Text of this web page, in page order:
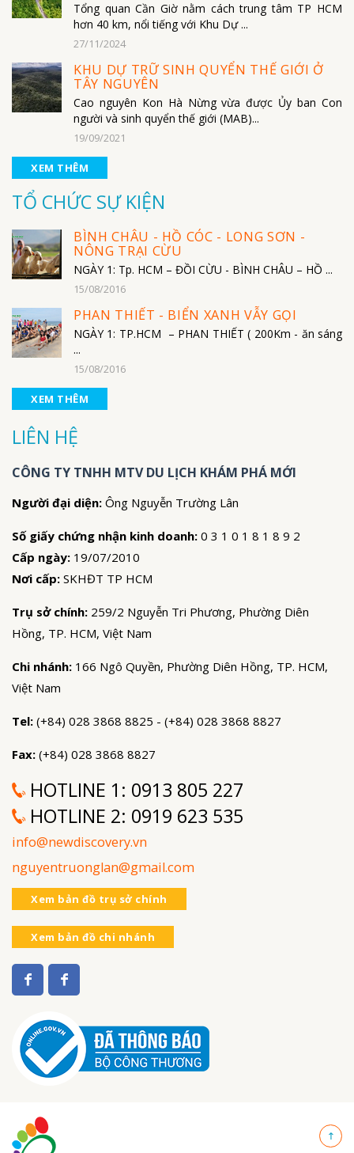
Tổng quan Cần Giờ nằm cách trung tâm TP HCM
hơn 40 km, nổi tiếng với Khu Dự ...
27/11/2024
KHU DỰ TRỮ SINH QUYỂN THẾ GIỚI Ở
TÂY NGUYÊN
Cao nguyên Kon Hà Nừng vừa được Ủy ban Con
người và sinh quyển thế giới (MAB)...
19/09/2021
XEM THÊM
TỔ CHỨC SỰ KIỆN
BÌNH CHÂU - HỒ CÓC - LONG SƠN -
NÔNG TRẠI CỪU
NGÀY 1: Tp. HCM – ĐỒI CỪU - BÌNH CHÂU – HỒ ...
15/08/2016
PHAN THIẾT - BIỂN XANH VẪY GỌI
NGÀY 1: TP.HCM – PHAN THIẾT ( 200Km - ăn sáng
...
15/08/2016
XEM THÊM
LIÊN HỆ
CÔNG TY TNHH MTV DU LỊCH KHÁM PHÁ MỚI
Người đại diện: Ông Nguyễn Trường Lân
Số giấy chứng nhận kinh doanh: 0 3 1 0 1 8 1 8 9 2
Cấp ngày: 19/07/2010
Nơi cấp: SKHĐT TP HCM
Trụ sở chính: 259/2 Nguyễn Tri Phương, Phường Diên
Hồng, TP. HCM, Việt Nam
Chi nhánh: 166 Ngô Quyền, Phường Diên Hồng, TP. HCM,
Việt Nam
Tel: (+84) 028 3868 8825 - (+84) 028 3868 8827
Fax: (+84) 028 3868 8827
HOTLINE 1: 0913 805 227
HOTLINE 2: 0919 623 535
info@newdiscovery.vn
nguyentruonglan@gmail.com
Xem bản đồ trụ sở chính
Xem bản đồ chi nhánh